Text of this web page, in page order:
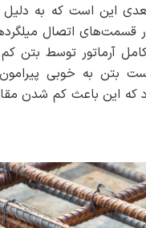
این است که به دلیل
قسمت‌های اتصال
آرماتور توسط بتن
بتن به خوبی پیرامون
که این باعث کم شدن